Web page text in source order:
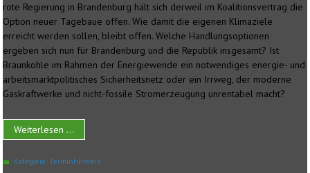
rote Regierung in Brandenburg hält sich derweil im Koalitionsvertrag die
Option neuer Tagebaue offen. Wie damit die eigenen Klimaziele
erreicht werden sollen, bleibt offen. Welche Handlungsoptionen
ergeben sich nun für Brandenburg und die Republik insgesamt? Ist
Braunkohle im Rahmen der Energiewende ein notwendiges energie- und
arbeitsmarktpolitisches Sicherheitsnetz oder ein Irrweg, der moderne
Gaskraftwerke und nicht-fossile Stromerzeugung unrentabel macht?
Weiterlesen ...
Kategorie:Terminhinweis